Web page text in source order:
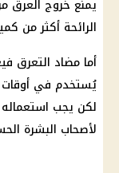
يمنع خروج العرق
الرائحة أكثر من
أما مضاد التعرق
يُستخدم في أوقات
لكن يجب
لأصحاب البشرة